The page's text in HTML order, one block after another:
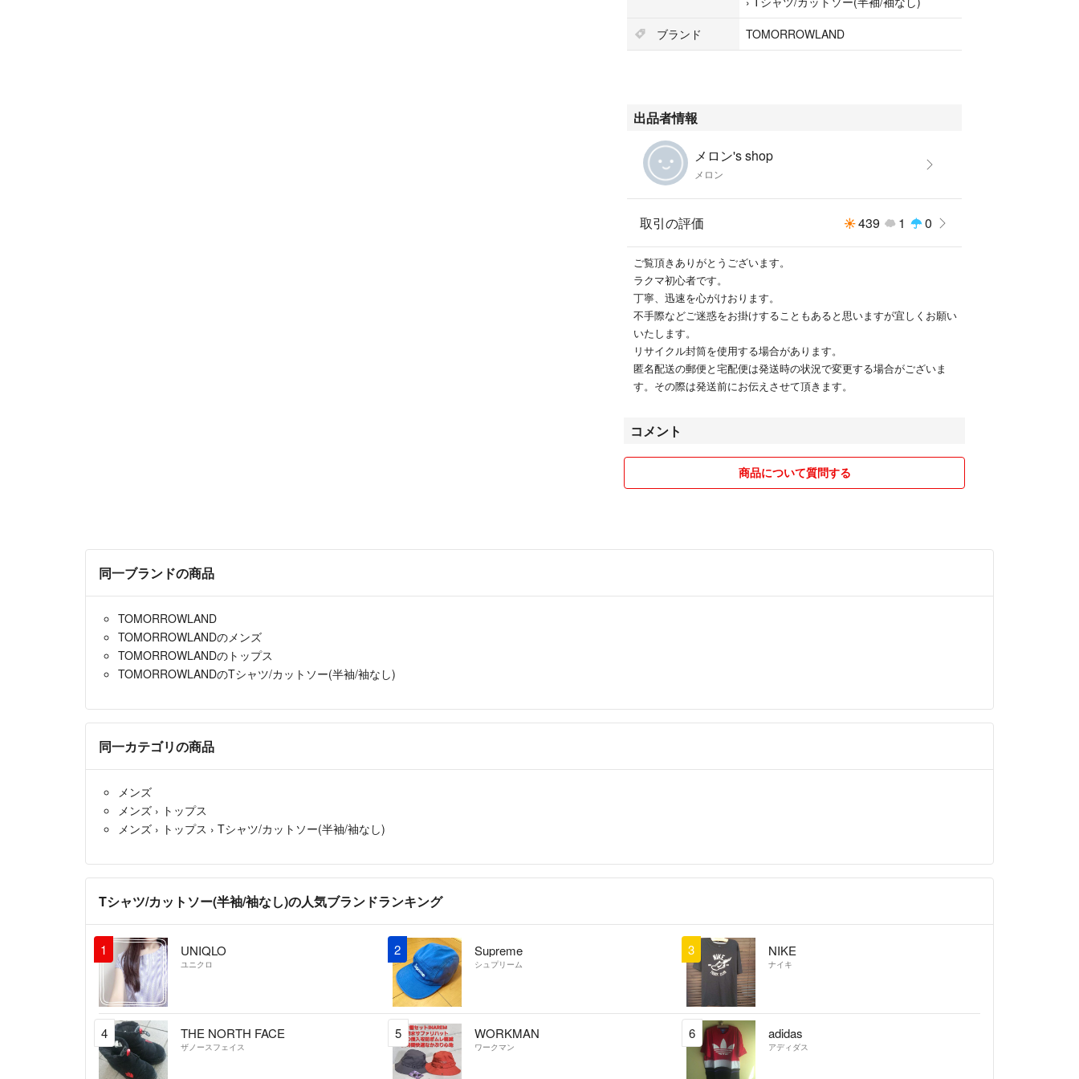
ブランド
TOMORROWLAND
出品者情報
メロン's shop
メロン
取引の評価 439 1 0
ご覧頂きありがとうございます。
ラクマ初心者です。
丁寧、迅速を心がけおります。
不手際などご迷惑をお掛けすることもあると思いますが宜しくお願い
いたします。
リサイクル封筒を使用する場合があります。
匿名配送の郵便と宅配便は発送時の状況で変更する場合がございま
す。その際は発送前にお伝えさせて頂きます。
コメント
商品について質問する
同一ブランドの商品
TOMORROWLAND
TOMORROWLANDのメンズ
TOMORROWLANDのトップス
TOMORROWLANDのTシャツ/カットソー(半袖/袖なし)
同一カテゴリの商品
メンズ
メンズ › トップス
メンズ › トップス › Tシャツ/カットソー(半袖/袖なし)
Tシャツ/カットソー(半袖/袖なし)の人気ブランドランキング
1 UNIQLO
ユニクロ
2 Supreme
シュプリーム
3 NIKE
ナイキ
4 THE NORTH FACE
ザノースフェイス
5 WORKMAN
ワークマン
6 adidas
アディダス